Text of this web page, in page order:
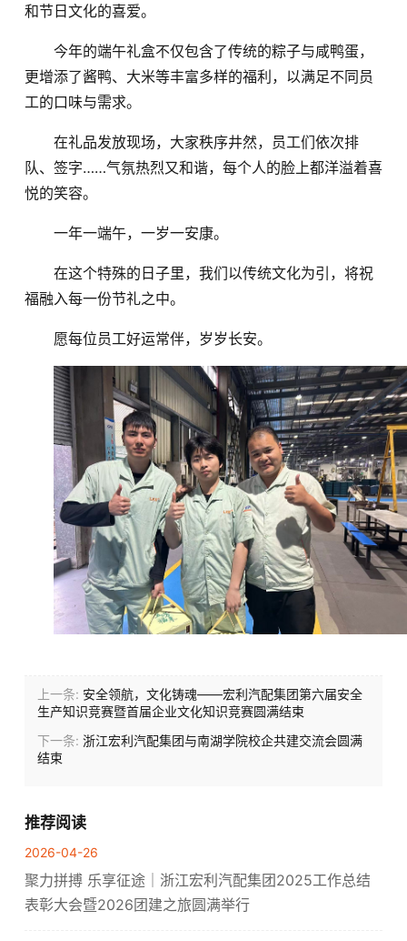
和节日文化的喜爱。
今年的端午礼盒不仅包含了传统的粽子与咸鸭蛋，
更增添了酱鸭、大米等丰富多样的福利，以满足不同员
工的口味与需求。
在礼品发放现场，大家秩序井然，员工们依次排
队、签字……气氛热烈又和谐，每个人的脸上都洋溢着喜
悦的笑容。
一年一端午，一岁一安康。
在这个特殊的日子里，我们以传统文化为引，将祝
福融入每一份节礼之中。
愿每位员工好运常伴，岁岁长安。
上一条: 安全领航，文化铸魂——宏利汽配集团第六届安全
生产知识竞赛暨首届企业文化知识竞赛圆满结束
下一条:浙江宏利汽配集团与南湖学院校企共建交流会圆满
结束
推荐阅读
2026-04-26
聚力拼搏 乐享征途｜浙江宏利汽配集团2025工作总结
表彰大会暨2026团建之旅圆满举行